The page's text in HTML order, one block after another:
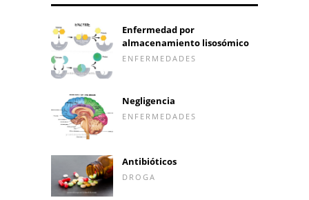
Enfermedad por
almacenamiento lisosómico
ENFERMEDADES
Negligencia
ENFERMEDADES
Antibióticos
DROGA